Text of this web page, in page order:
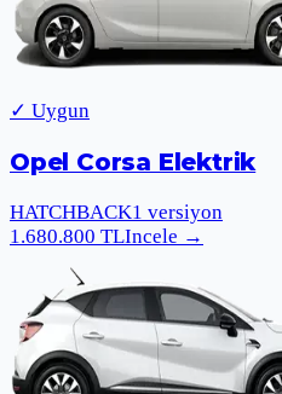
✓ Uygun
Opel Corsa Elektrik
HATCHBACK1 versiyon
1.680.800 TLIncele →